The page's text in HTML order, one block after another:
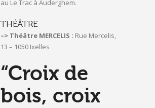
au Le Trac à Auderghem.
THÉÂTRE
–> Théâtre MERCELIS : Rue Mercelis,
13 – 1050 Ixelles
“Croix de
bois, croix